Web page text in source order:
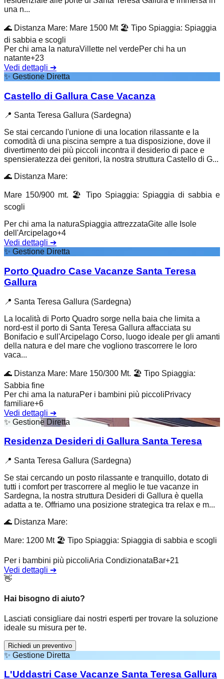
una n...
🌊 Distanza Mare: Mare 1500 Mt 🏖️ Tipo Spiaggia: Spiaggia
di sabbia e scogli
Per chi ama la naturaVillette nel verdePer chi ha un
natante+23
Vedi dettagli ➔
✨ Gestione Diretta
Castello di Gallura Case Vacanza
📍 Santa Teresa Gallura (Sardegna)
Se stai cercando l'unione di una location rilassante e la
comodità di una piscina sempre a tua disposizione, dove il
divertimento dei più piccoli incontra il desiderio di pace e
spensieratezza dei genitori, la nostra struttura Castello di G...
🌊 Distanza Mare:
Mare 150/900 mt. 🏖️ Tipo Spiaggia: Spiaggia di sabbia e
scogli
Per chi ama la naturaSpiaggia attrezzataGite alle Isole
dell'Arcipelago+4
Vedi dettagli ➔
✨ Gestione Diretta
Porto Quadro Case Vacanze Santa Teresa
Gallura
📍 Santa Teresa Gallura (Sardegna)
La località di Porto Quadro sorge nella baia che limita a
nord-est il porto di Santa Teresa Gallura affacciata su
Bonifacio e sull'Arcipelago Corso, luogo ideale per gli amanti
della natura e del mare che vogliono trascorrere le loro
vaca...
🌊 Distanza Mare: Mare 150/300 Mt. 🏖️ Tipo Spiaggia:
Sabbia fine
Per chi ama la naturaPer i bambini più piccoliPrivacy
familiare+6
Vedi dettagli ➔
✨ Gestione Diretta
Residenza Desideri di Gallura Santa Teresa
📍 Santa Teresa Gallura (Sardegna)
Se stai cercando un posto rilassante e tranquillo, dotato di
tutti i comfort per trascorrere al meglio le tue vacanze in
Sardegna, la nostra struttura Desideri di Gallura è quella
adatta a te. Offriamo una posizione strategica tra relax e m...
🌊 Distanza Mare:
Mare: 1200 Mt 🏖️ Tipo Spiaggia: Spiaggia di sabbia e scogli
Per i bambini più piccoliAria CondizionataBar+21
Vedi dettagli ➔
👋
Hai bisogno di aiuto?
Lasciati consigliare dai nostri esperti per trovare la soluzione
ideale su misura per te.
Richiedi un preventivo
✨ Gestione Diretta
L'Uddastri Case Vacanze Santa Teresa Gallura